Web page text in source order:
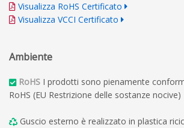
Visualizza RoHS Certificato
Visualizza VCCI Certificato
Ambiente
RoHS I prodotti sono pienamente
RoHS (EU Restrizione delle sostanze nocive)
Guscio esterno è realizzato in plastica